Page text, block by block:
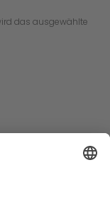
das ausgewählte